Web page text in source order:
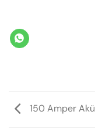
150 Amper Akü